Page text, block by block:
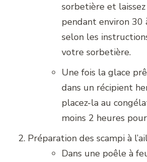
sorbetière et
pendant environ 30
selon les
votre sorbetière.
Une fois la glace
dans un récipient
placez-la au
moins 2 heures
Préparation des scampi à
Dans une poêle à